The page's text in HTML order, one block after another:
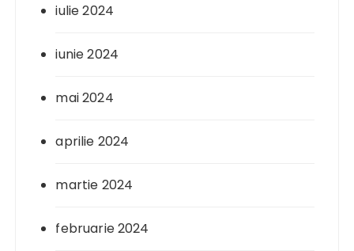
iulie 2024
iunie 2024
mai 2024
aprilie 2024
martie 2024
februarie 2024